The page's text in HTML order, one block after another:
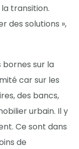
transition.
des solutions »,
bornes sur la
car sur les
des bancs,
urbain. Il y
Ce sont dans
de